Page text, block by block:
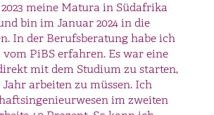
Bachelorstudium (PiBS) an
die ideale Kombination aus
Nach meiner Matura suchte ich
Alternative zum
und fand sie im PiBS-
pro Woche studiere ich, an zwei
wertvolle Praxiserfahrung im
2023 meine Matura in Südafrika
bin im Januar 2024 in die
In der Berufsberatung habe ich
PiBS erfahren. Es war eine
mit dem Studium zu starten,
arbeiten zu müssen. Ich
im zweiten